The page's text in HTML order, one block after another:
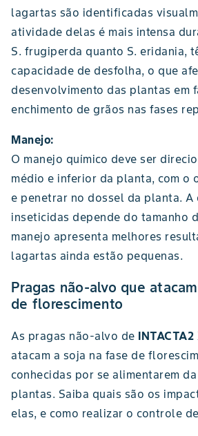
lagartas são identificadas
atividade delas é mais intensa
S. frugiperda quanto S. eridania,
capacidade de desfolha, o que
desenvolvimento das plantas em
enchimento de grãos nas fases
Manejo:
O manejo químico deve ser
médio e inferior da planta, com o
e penetrar no dossel da planta. A
inseticidas depende do tamanho
manejo apresenta melhores
lagartas ainda estão pequenas.
Pragas não-alvo que
de florescimento
As pragas não-alvo de
atacam a soja na fase de
conhecidas por se alimentarem
plantas. Saiba quais são os
elas, e como realizar o controle